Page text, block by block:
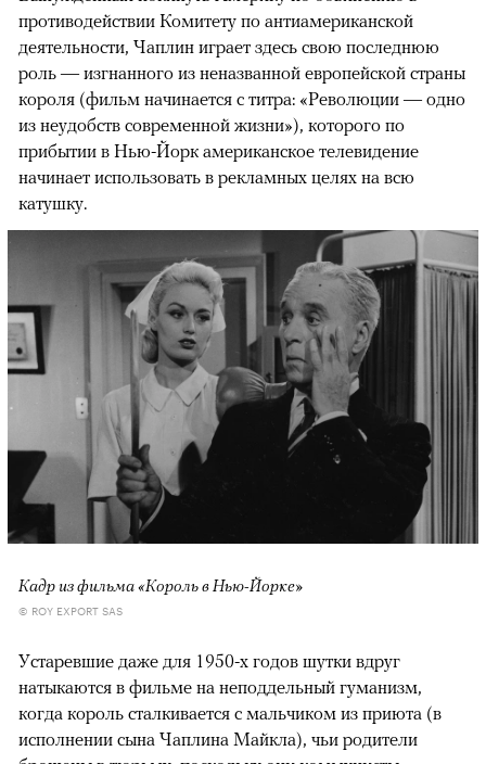
противодействии Комитету по антиамериканской
деятельности, Чаплин играет здесь свою последнюю
роль — изгнанного из неназванной европейской страны
короля (фильм начинается с титра: «Революции — одно
из неудобств современной жизни»), которого по
прибытии в Нью-Йорк американское телевидение
начинает использовать в рекламных целях на всю
катушку.
Кадр из фильма «Король в Нью-Йорке»
© ROY EXPORT SAS
Устаревшие даже для 1950-х годов шутки вдруг
натыкаются в фильме на неподдельный гуманизм,
когда король сталкивается с мальчиком из приюта (в
исполнении сына Чаплина Майкла), чьи родители